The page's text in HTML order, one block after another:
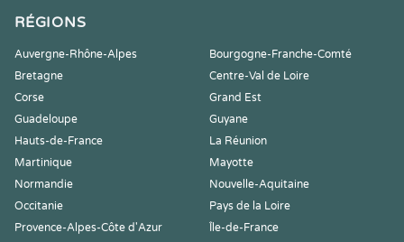
RÉGIONS
Auvergne-Rhône-Alpes
Bourgogne-Franche-Comté
Bretagne
Centre-Val de Loire
Corse
Grand Est
Guadeloupe
Guyane
Hauts-de-France
La Réunion
Martinique
Mayotte
Normandie
Nouvelle-Aquitaine
Occitanie
Pays de la Loire
Provence-Alpes-Côte d'Azur
Île-de-France